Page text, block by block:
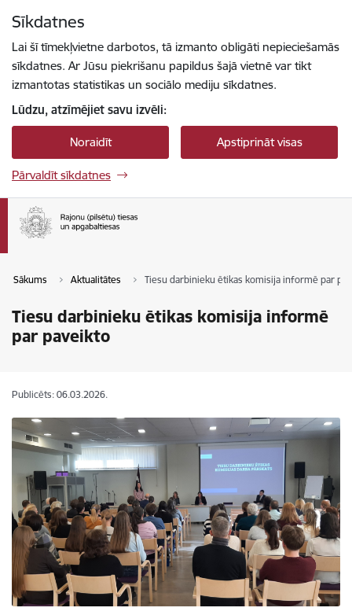
Sīkdatnes
Lai šī tīmekļvietne darbotos, tā izmanto obligāti nepieciešamās
sīkdatnes. Ar Jūsu piekrišanu papildus šajā vietnē var tikt
izmantotas statistikas un sociālo mediju sīkdatnes.
Lūdzu, atzīmējiet savu izvēli:
Noraidīt Apstiprināt visas
Pārvaldīt sīkdatnes
Sākums Aktualitātes Tiesu darbinieku ētikas komisija informē par
Tiesu darbinieku ētikas komisija informē
par paveikto
Publicēts: 06.03.2026.